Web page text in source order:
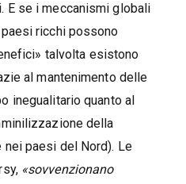
E se i meccanismi globali
ricchi possono
talvolta esistono
al mantenimento delle
inegualitario quanto al
della
nei paesi del Nord). Le
«sovvenzionano